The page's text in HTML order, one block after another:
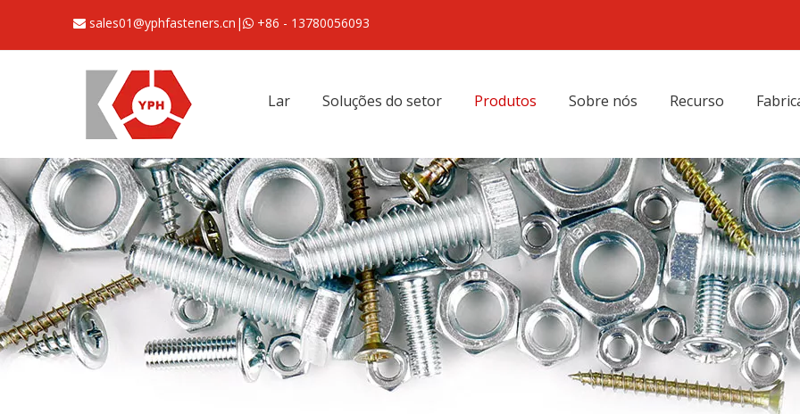
 sales01@yphfasteners.cn |  +86 - 13780056093
Lar Soluções do setor Produtos Sobre nós Recurso